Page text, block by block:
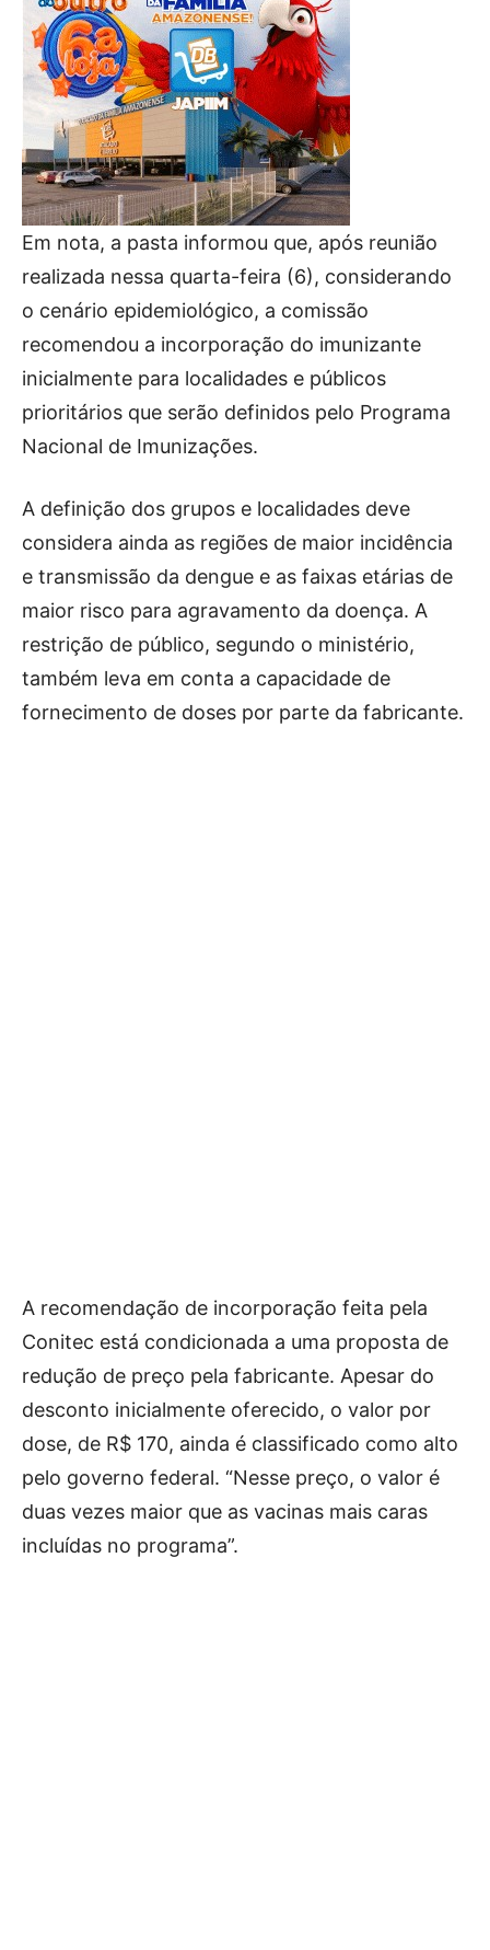
Em nota, a pasta informou que, após reunião
realizada nessa quarta-feira (6), considerando
o cenário epidemiológico, a comissão
recomendou a incorporação do imunizante
inicialmente para localidades e públicos
prioritários que serão definidos pelo Programa
Nacional de Imunizações.
A definição dos grupos e localidades deve
considera ainda as regiões de maior incidência
e transmissão da dengue e as faixas etárias de
maior risco para agravamento da doença. A
restrição de público, segundo o ministério,
também leva em conta a capacidade de
fornecimento de doses por parte da fabricante.
A recomendação de incorporação feita pela
Conitec está condicionada a uma proposta de
redução de preço pela fabricante. Apesar do
desconto inicialmente oferecido, o valor por
dose, de R$ 170, ainda é classificado como alto
pelo governo federal. “Nesse preço, o valor é
duas vezes maior que as vacinas mais caras
incluídas no programa”.